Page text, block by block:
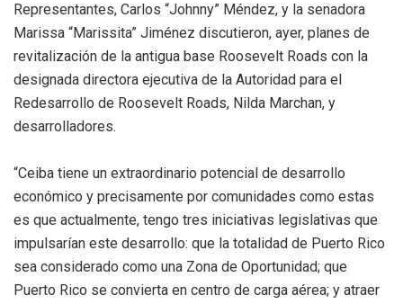
Representantes, Carlos “Johnny” Méndez, y la senadora
Marissa “Marissita” Jiménez discutieron, ayer, planes de
revitalización de la antigua base Roosevelt Roads con la
designada directora ejecutiva de la Autoridad para el
Redesarrollo de Roosevelt Roads, Nilda Marchan, y
desarrolladores.
“Ceiba tiene un extraordinario potencial de desarrollo
económico y precisamente por comunidades como estas
es que actualmente, tengo tres iniciativas legislativas que
impulsarían este desarrollo: que la totalidad de Puerto Rico
sea considerado como una Zona de Oportunidad; que
Puerto Rico se convierta en centro de carga aérea; y atraer